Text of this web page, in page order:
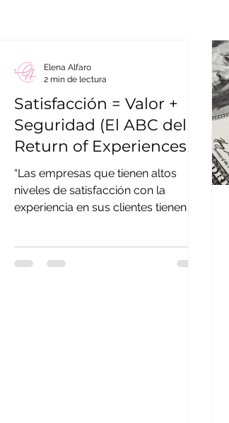
Satisfacción = Valor +
Seguridad (El ABC del
Return of Experiences &
Emotions (2ª Parte))
“Las empresas que tienen altos
niveles de satisfacción con la
experiencia en sus clientes tienen un
Elena Alfaro
2 min de lectura